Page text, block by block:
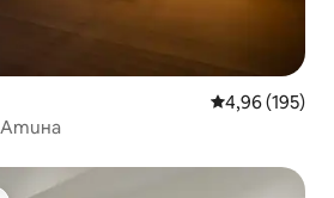
Средна
4,96 (195)
Атина